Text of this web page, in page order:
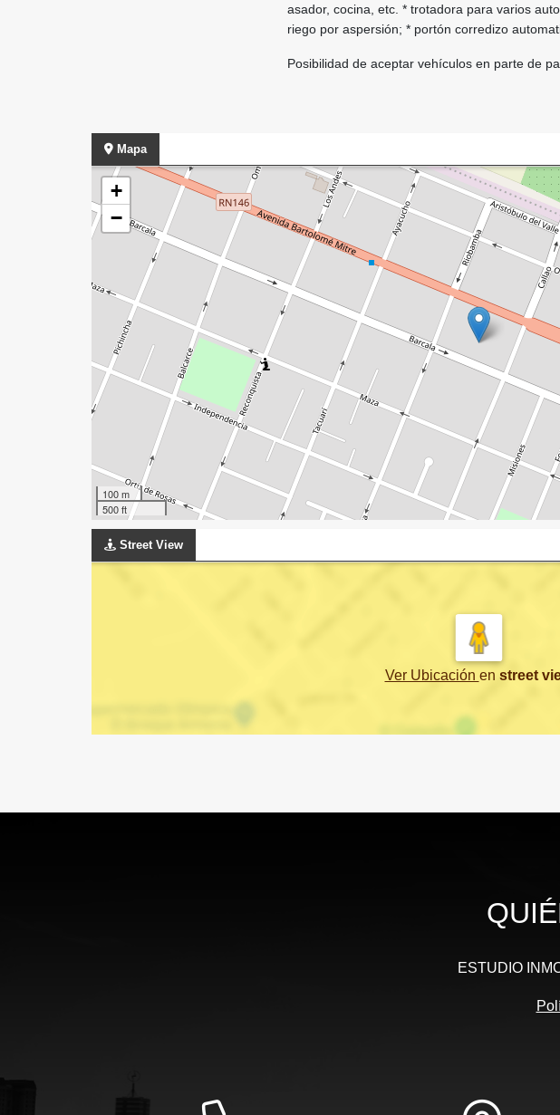
asador, cocina, etc. * trotadora para varios
riego por aspersión; * portón corredizo
Posibilidad de aceptar vehículos en parte de
Mapa
+
−
100 m
500 ft
Street View
Ver Ubicación en street
ESTUDIO